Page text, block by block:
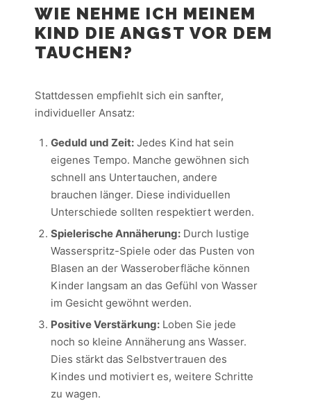
WIE NEHME ICH MEINEM
KIND DIE ANGST VOR DEM
TAUCHEN?
Stattdessen empfiehlt sich ein sanfter,
individueller Ansatz:
Geduld und Zeit:Jedes Kind hat sein
eigenes Tempo. Manche gewöhnen sich
schnell ans Untertauchen, andere
brauchen länger. Diese individuellen
Unterschiede sollten respektiert werden.
Spielerische Annäherung:Durch lustige
Wasserspritz-Spiele oder das Pusten von
Blasen an der Wasseroberfläche können
Kinder langsam an das Gefühl von Wasser
im Gesicht gewöhnt werden.
Positive Verstärkung:Loben Sie jede
noch so kleine Annäherung ans Wasser.
Dies stärkt das Selbstvertrauen des
Kindes und motiviert es, weitere Schritte
zu wagen.